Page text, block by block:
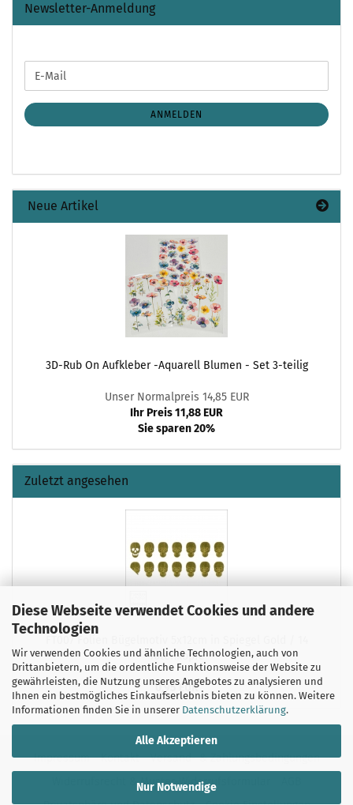
Diese Webseite verwendet Cookies und andere
Technologien
Wir verwenden Cookies und ähnliche Technologien, auch von
Drittanbietern, um die ordentliche Funktionsweise der Website zu
gewährleisten, die Nutzung unseres Angebotes zu analysieren und
Ihnen ein bestmögliches Einkaufserlebnis bieten zu können. Weitere
Informationen finden Sie in unserer Datenschutzerklärung.
Alle Akzeptieren
Nur Notwendige
Newsletter-Anmeldung
ZUR
ANMELDUNG
E-
Mail
ANMELDEN
Neue Artikel
3D-Rub On Aufkleber -Aquarell Blumen - Set 3-teilig
Unser Normalpreis 14,85 EUR
Ihr Preis 11,88 EUR
Sie sparen 20%
Zuletzt angesehen
FT007 Folien Bügelmotiv 5x12cm in Spiegel Gold / 14
Totenköpfe
0,95 EUR
Impressum Kontakt
Versand- & Zahlungsbedingungen
Widerrufsrecht & Muster-Widerrufsformular